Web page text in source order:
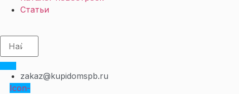
Статьи
zakaz@kupidomspb.ru
Icon-